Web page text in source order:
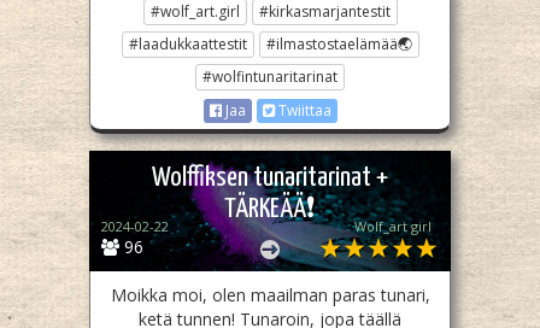
#wolf_art.girl
#kirkasmarjantestit
#laadukkaattestit
#ilmastostaelämää🌏
#wolfintunaritarinat
Jaa
Twiittaa
Wolffiksen tunaritarinat +
TÄRKEÄÄ❗️
96
2024-02-22 Wolf_art girl ‎
Moikka moi, olen maailman paras tunari,
ketä tunnen! Tunaroin, jopa täällä